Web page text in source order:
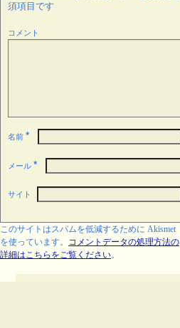
須項目です
コメント
名前 *
メール *
サイト
このサイトはスパムを低減するために Akismet
を使っています。
コメントデータの処理方法の
詳細はこちらをご覧ください。